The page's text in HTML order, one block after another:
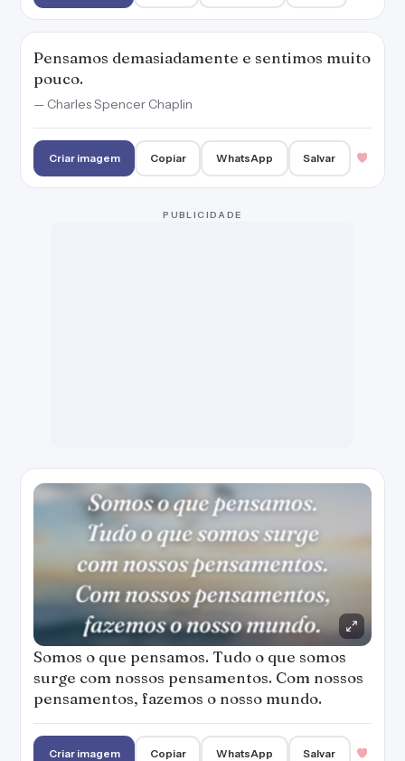
Pensamos demasiadamente e sentimos muito
pouco.
— Charles Spencer Chaplin
Criar imagem Copiar WhatsApp Salvar
PUBLICIDADE
Somos o que pensamos. Tudo o que somos
surge com nossos pensamentos. Com nossos
pensamentos, fazemos o nosso mundo.
Criar imagem Copiar WhatsApp Salvar